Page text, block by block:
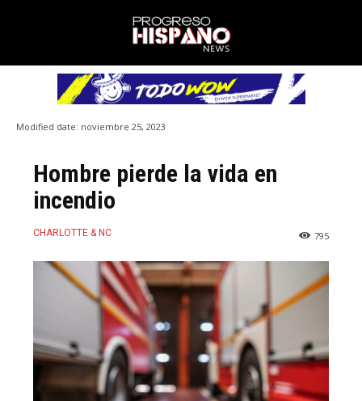
Modified date: noviembre 25, 2023
Hombre pierde la vida en
incendio
CHARLOTTE & NC 795